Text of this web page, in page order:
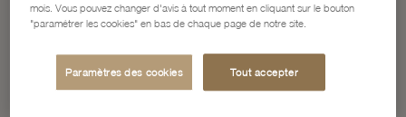
mois. Vous pouvez changer d'avis à tout moment en cliquant sur le bouton
"paramétrer les cookies" en bas de chaque page de notre site.
Paramètres des cookies Tout accepter